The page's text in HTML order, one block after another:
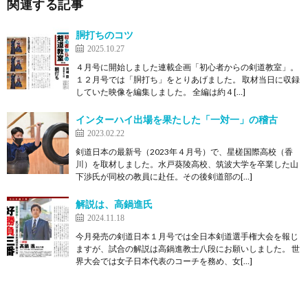
関連する記事
胴打ちのコツ
2025.10.27
４月号に開始しました連載企画「初心者からの剣道教室」。
１２月号では「胴打ち」をとりあげました。 取材当日に収録
していた映像を編集しました。 全編は約４[…]
インターハイ出場を果たした「一対一」の稽古
2023.02.22
剣道日本の最新号（2023年４月号）で、星槎国際高校（香
川）を取材しました。水戸葵陵高校、筑波大学を卒業した山
下渉氏が同校の教員に赴任。その後剣道部の[…]
解説は、高鍋進氏
2024.11.18
今月発売の剣道日本１月号では全日本剣道選手権大会を報じ
ますが、試合の解説は高鍋進教士八段にお願いしました。 世
界大会では女子日本代表のコーチを務め、女[…]